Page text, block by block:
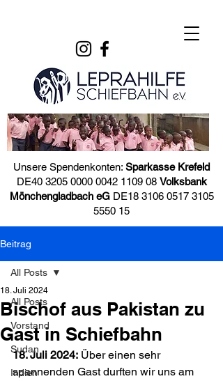
Unsere Spendenkonten: Sparkasse Krefeld
DE40 3205 0000 0042 110908 Volksbank
Mönchengladbach eGDE18 3106 0517 3105
5550 15
Beitrag
All Posts
Vorstand
Sudan
Indien
All Posts
Bischof aus Pakistan zu
Gast in Schiefbahn
18. Juli 2024
18. Juli 2024: Über einen sehr
spannenden Gast durften wir uns am